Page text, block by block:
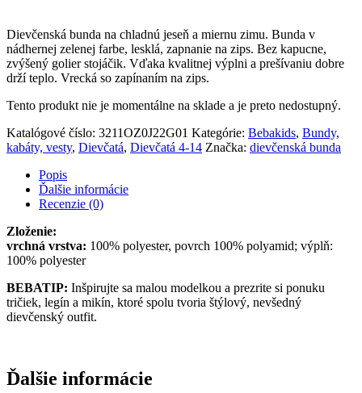
Dievčenská bunda na chladnú jeseň a miernu zimu. Bunda v
nádhernej zelenej farbe, lesklá, zapnanie na zips. Bez kapucne,
zvýšený golier stojáčik. Vďaka kvalitnej výplni a prešívaniu dobre
drží teplo. Vrecká so zapínaním na zips.
Tento produkt nie je momentálne na sklade a je preto nedostupný.
Katalógové číslo: 3211OZ0J22G01 Kategórie: Bebakids, Bundy,
kabáty, vesty, Dievčatá, Dievčatá 4-14 Značka: dievčenská bunda
Popis
Ďalšie informácie
Recenzie (0)
Zloženie:
vrchná vrstva: 100% polyester, povrch 100% polyamid; výplň:
100% polyester
BEBATIP: Inšpirujte sa malou modelkou a prezrite si ponuku
tričiek, legín a mikín, ktoré spolu tvoria štýlový, nevšedný
dievčenský outfit.
Ďalšie informácie